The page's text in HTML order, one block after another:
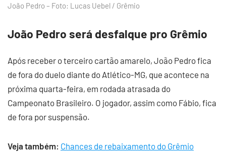
João Pedro – Foto: Lucas Uebel / Grêmio
João Pedro será desfalque pro Grêmio
Após receber o terceiro cartão amarelo, João Pedro fica
de fora do duelo diante do Atlético-MG, que acontece na
próxima quarta-feira, em rodada atrasada do
Campeonato Brasileiro. O jogador, assim como Fábio, fica
de fora por suspensão.
Veja também: Chances de rebaixamento do Grêmio